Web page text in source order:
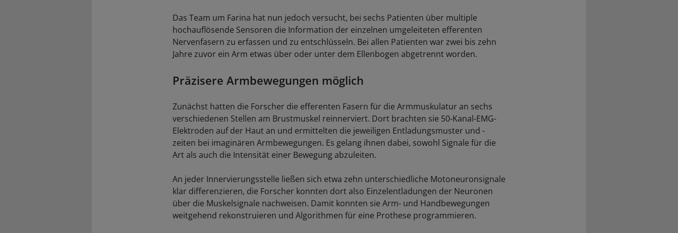
Das Team um Farina hat nun jedoch versucht, bei sechs Patienten über multiple
hochauflösende Sensoren die Information der einzelnen umgeleiteten efferenten
Nervenfasern zu erfassen und zu entschlüsseln. Bei allen Patienten war zwei bis zehn
Jahre zuvor ein Arm etwas über oder unter dem Ellenbogen abgetrennt worden.
Präzisere Armbewegungen möglich
Zunächst hatten die Forscher die efferenten Fasern für die Armmuskulatur an sechs
verschiedenen Stellen am Brustmuskel reinnerviert. Dort brachten sie 50-Kanal-EMG-
Elektroden auf der Haut an und ermittelten die jeweiligen Entladungsmuster und -
zeiten bei imaginären Armbewegungen. Es gelang ihnen dabei, sowohl Signale für die
Art als auch die Intensität einer Bewegung abzuleiten.
An jeder Innervierungsstelle ließen sich etwa zehn unterschiedliche Motoneuronsignale
klar differenzieren, die Forscher konnten dort also Einzelentladungen der Neuronen
über die Muskelsignale nachweisen. Damit konnten sie Arm- und Handbewegungen
weitgehend rekonstruieren und Algorithmen für eine Prothese programmieren.